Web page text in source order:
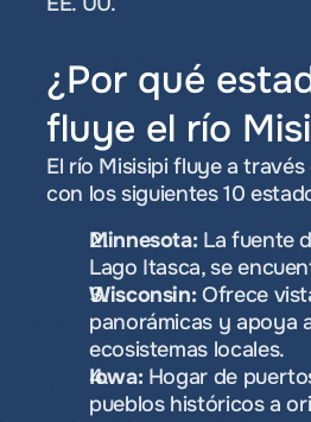
¿Por qué
fluye el río
El río Misisipi fluye a través
con los siguientes 10
Minnesota: La fuente
Lago Itasca, se
Wisconsin: Ofrece
panorámicas y apoya
ecosistemas locales.
Iowa: Hogar de
pueblos históricos a